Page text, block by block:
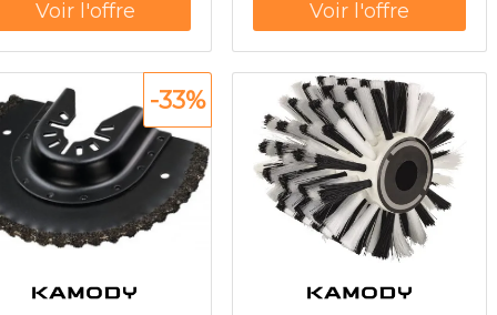
plastique
sûr sans
boîte à tuyaux
céramique à fermeture
rapide 90° tuyau de
douche extensible en
nylon changement de
rotation Douchette en
plastique
intrinsèquement sûr sans
cadre de montage/rack
Saillie 170 mm Bord
inférieur du bec 125 mm
-33%